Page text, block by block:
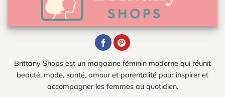
Brittany Shops est un magazine féminin moderne qui réunit
beauté, mode, santé, amour et parentalité pour inspirer et
accompagner les femmes au quotidien.